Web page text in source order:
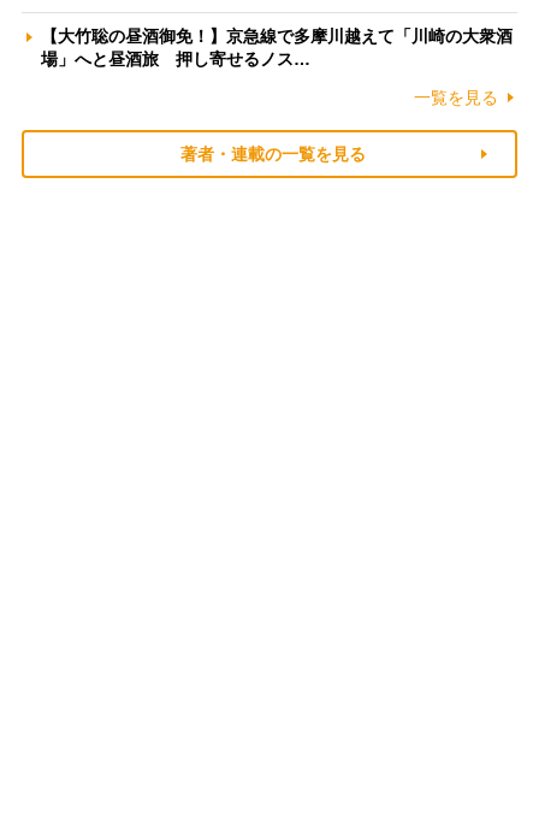
【大竹聡の昼酒御免！】京急線で多摩川越えて「川崎の大衆酒
場」へと昼酒旅 押し寄せるノス…
一覧を見る
著者・連載の一覧を見る